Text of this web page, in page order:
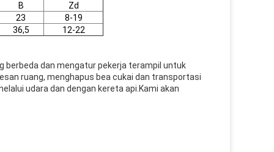
B
Zd
23
8-19
36,5
12-22
berbeda dan mengatur pekerja terampil untuk
ruang, menghapus bea cukai dan transportasi
udara dan dengan kereta api.Kami akan